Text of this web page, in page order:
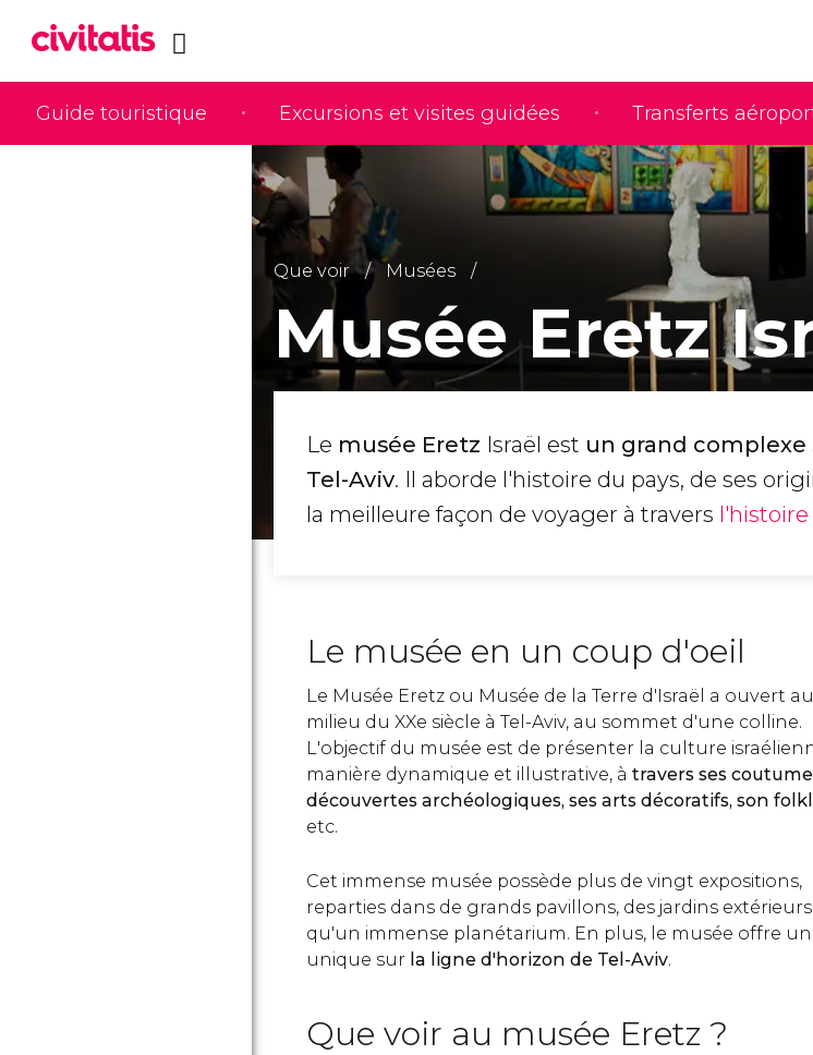
Guide touristique Excursions et visites guidées Transferts
Que voir Musées
Musée Eretz
Le musée Eretz Israël est un grand
Tel-Aviv. Il aborde l'histoire du pays, de ses
la meilleure façon de voyager à travers l'histoire
Le musée en un coup d'oeil
Le Musée Eretz ou Musée de la Terre d'Israël a ouvert au
milieu du XXe siècle à Tel-Aviv, au sommet d'une colline.
L'objectif du musée est de présenter la culture
manière dynamique et illustrative, à travers ses
découvertes archéologiques, ses arts décoratifs, son
etc.
Cet immense musée possède plus de vingt expositions,
reparties dans de grands pavillons, des jardins
qu'un immense planétarium. En plus, le musée offre
unique sur la ligne d'horizon de Tel-Aviv.
Que voir au musée Eretz ?